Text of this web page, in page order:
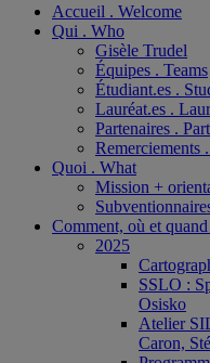
Accueil . Welcome
Qui . Who
Gisèle Trudel
Équipes . Teams
Étudiant.es .
Lauréat.es .
Partenaires .
Remerciements
Quoi . What
Mission +
Comment, où et
2025
SSLO :
Osisko
Atelier
Caron,